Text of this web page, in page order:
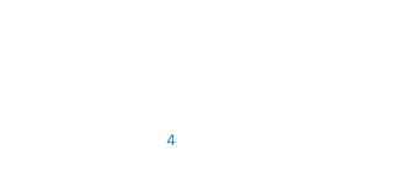
4